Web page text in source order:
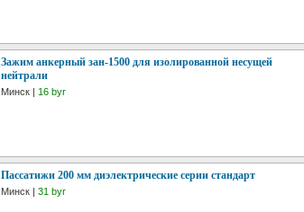
Зажим анкерный зан-1500 для изолированной несущей
нейтрали
Минск | 16 byr
Пассатижи 200 мм диэлектрические серии стандарт
Минск | 31 byr